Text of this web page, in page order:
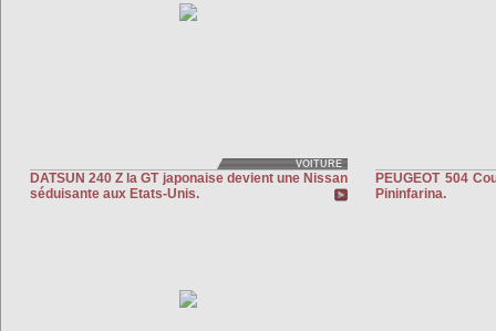
VOITURE
DATSUN 240 Z la GT japonaise devient une Nissan
séduisante aux Etats-Unis.
PEUGEOT 504
Pininfarina.